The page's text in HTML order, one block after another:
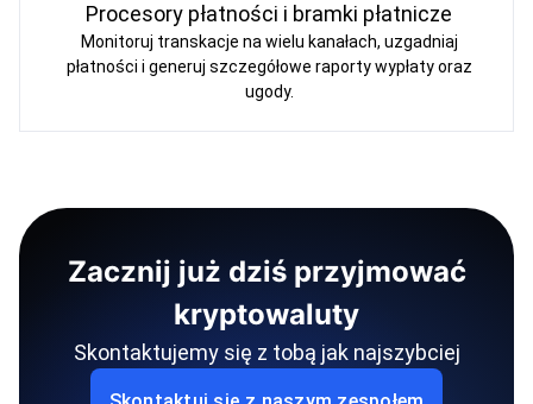
Procesory płatności i bramki płatnicze
Monitoruj transkacje na wielu kanałach, uzgadniaj
płatności i generuj szczegółowe raporty wypłaty oraz
ugody.
Zacznij już dziś przyjmować
kryptowaluty
Skontaktujemy się z tobą jak najszybciej